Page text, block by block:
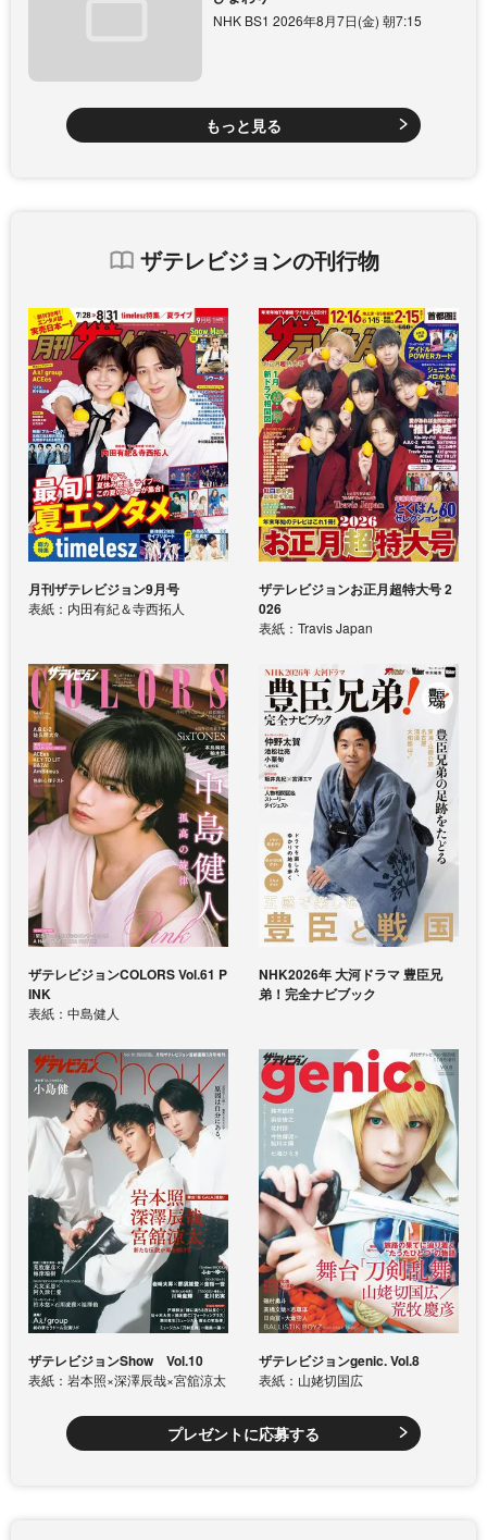
NHK BS1 2026年8月7日(金) 朝7:15
もっと見る
ザテレビジョンの刊行物
月刊ザテレビジョン9月号
表紙：内田有紀＆寺西拓人
ザテレビジョンお正月超特大号 2
026
表紙：Travis Japan
ザテレビジョンCOLORS Vol.61 P
INK
表紙：中島健人
NHK2026年 大河ドラマ 豊臣兄
弟！完全ナビブック
ザテレビジョンShow Vol.10
表紙：岩本照×深澤辰哉×宮舘涼太
ザテレビジョンgenic. Vol.8
表紙：山姥切国広
プレゼントに応募する